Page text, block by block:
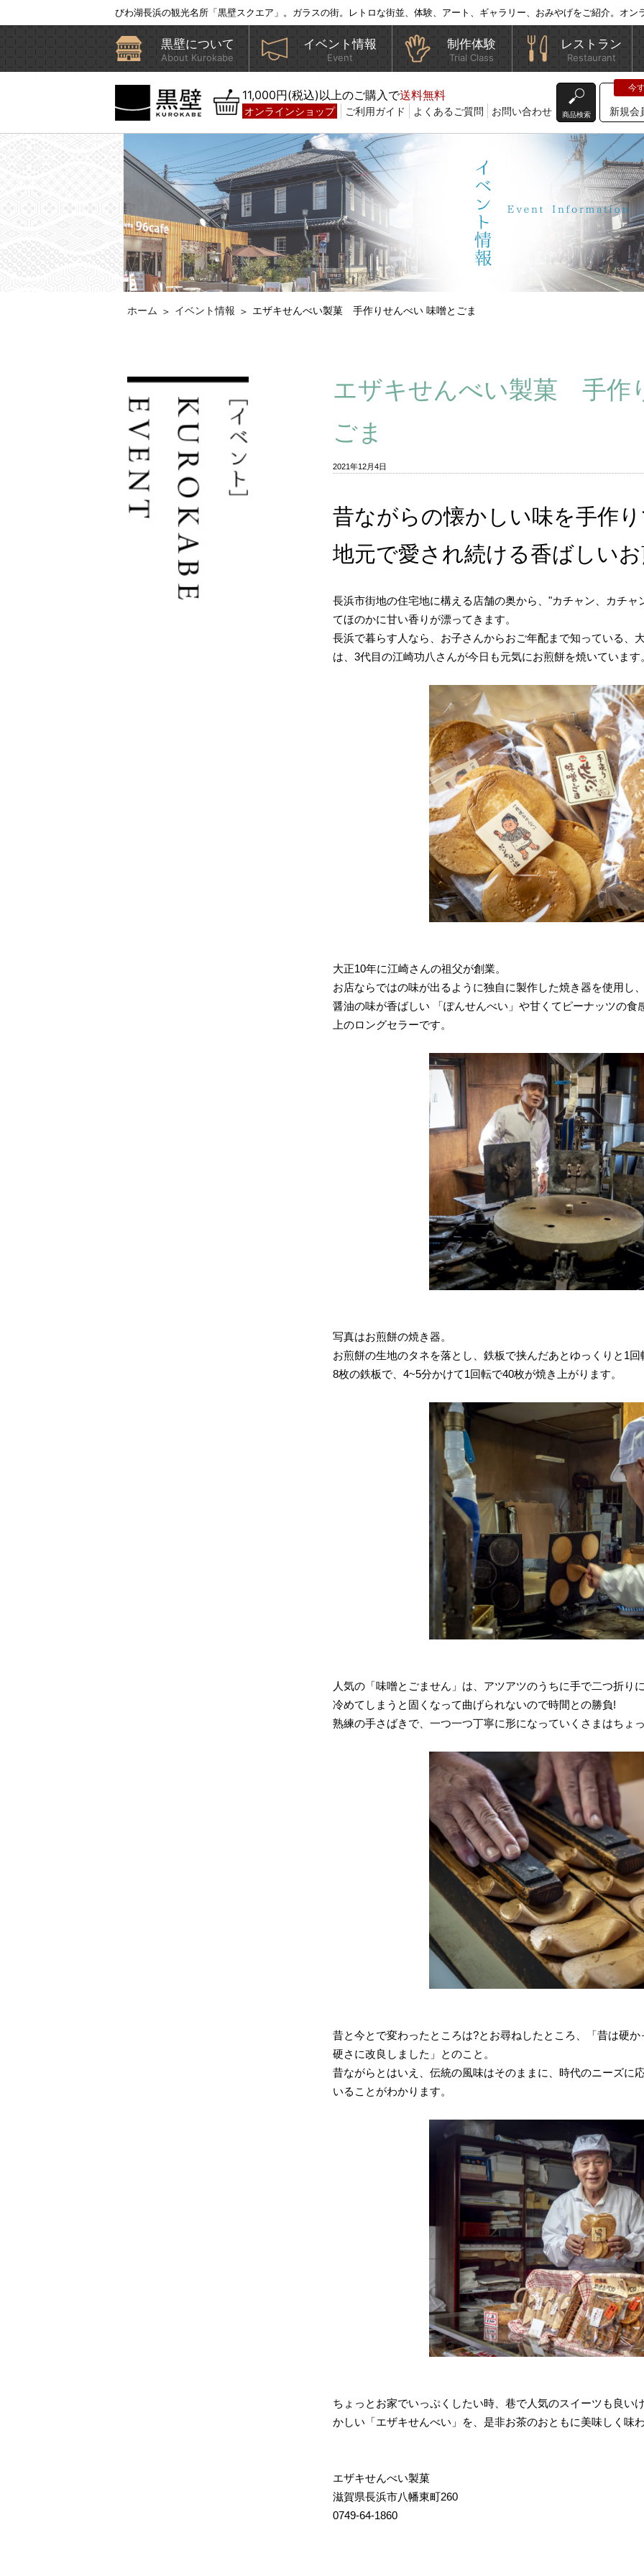
びわ湖長浜の観光名所「黒壁スクエア」。ガラスの街。レトロな街並、体験、アート、ギャラリー、おみやげをご紹介。オン
黒壁について
About Kurokabe
イベント情報
Event
制作体験
Trial Class
レストラン
Restaurant
11,000円(税込)以上のご購入で送料無料
オンラインショップ ご利用ガイド よくあるご質問 お問い合わせ 商品検索 新規会
ホーム ＞ イベント情報 ＞ エザキせんべい製菓 手作りせんべい 味噌とごま
エザキせんべい製菓 手作
ごま
2021年12月4日
昔ながらの懐かしい味を手作
地元で愛され続ける香ばしい
長浜市街地の住宅地に構える店舗の奥から、"カチャン、カチ
てほのかに甘い香りが漂ってきます。
長浜で暮らす人なら、お子さんからおご年配まで知っている、
は、3代目の江崎功八さんが今日も元気にお煎餅を焼いています
大正10年に江崎さんの祖父が創業。
お店ならではの味が出るように独自に製作した焼き器を使用し
醤油の味が香ばしい 「ぽんせんべい」や甘くてピーナッツの食
上のロングセラーです。
写真はお煎餅の焼き器。
お煎餅の生地のタネを落とし、鉄板で挟んだあとゆっくりと1
8枚の鉄板で、4~5分かけて1回転で40枚が焼き上がります。
人気の「味噌とごません」は、アツアツのうちに手で二つ折り
冷めてしまうと固くなって曲げられないので時間との勝負!
熟練の手さばきで、一つ一つ丁寧に形になっていくさまはちょ
昔と今とで変わったところは?とお尋ねしたところ、「昔は硬
硬さに改良しました」とのこと。
昔ながらとはいえ、伝統の風味はそのままに、時代のニーズに
いることがわかります。
ちょっとお家でいっぷくしたい時、巷で人気のスイーツも良い
かしい「エザキせんべい」を、是非お茶のおともに美味しく味
エザキせんべい製菓
滋賀県長浜市八幡東町260
0749-64-1860